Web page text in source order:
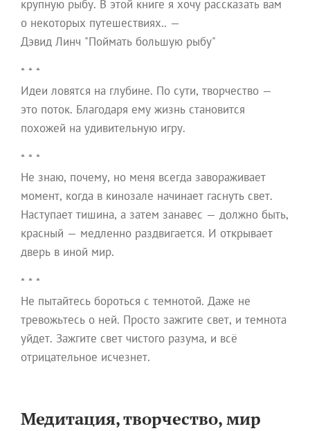
крупную рыбу. В этой книге я хочу рассказать вам
о некоторых путешествиях.. —
Дэвид Линч "Поймать большую рыбу"
* * *
Идеи ловятся на глубине. По сути, творчество —
это поток. Благодаря ему жизнь становится
похожей на удивительную игру.
* * *
Не знаю, почему, но меня всегда завораживает
момент, когда в кинозале начинает гаснуть свет.
Наступает тишина, а затем занавес — должно быть,
красный — медленно раздвигается. И открывает
дверь в иной мир.
* * *
Не пытайтесь бороться с темнотой. Даже не
тревожьтесь о ней. Просто зажгите свет, и темнота
уйдет. Зажгите свет чистого разума, и всё
отрицательное исчезнет.
Медитация, творчество, мир